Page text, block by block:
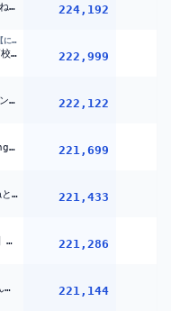
【#ホロ金策サバイバル2】ころね支店 ~2回目~ 【Minecraft】 224,192
七瀬 すず菜 / Nanase Suzuna【にじさんじ】
【 #にじ甲2026 】私立朝晴高校 2年目春～ 【 七瀬すず菜 /
222,999
【ワールドカップ】W杯 アルゼンチン vs エジプト戦 全力応援！同時視聴！ぺこ！【ホロライブ/兎田ぺこら】 222,122
[Hollow Knight: Silksong] I Forgot | #7 221,699
【Forza Horizon 6】ころねとドライブしよ～～～?=3 221,433
【リズム天国ミラクルスターズ】クリア目指して全力リズム天国やるにぇええええええええええええ‼?【ホロライブ/さくらみこ】 221,286
【Echoes of Aincrad】死んだら終了！デスゲームモード＆ベリーハードで限界までプレイする 2枠目 221,144